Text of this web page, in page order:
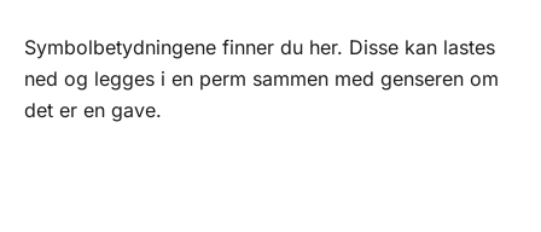
Symbolbetydningene finner du her. Disse kan lastes
ned og legges i en perm sammen med genseren om
det er en gave.